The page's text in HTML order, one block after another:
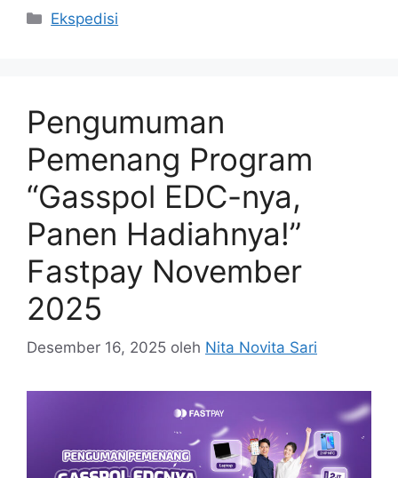
Ekspedisi
Pengumuman
Pemenang Program
“Gasspol EDC-nya,
Panen Hadiahnya!”
Fastpay November
2025
Desember 16, 2025 oleh Nita Novita Sari